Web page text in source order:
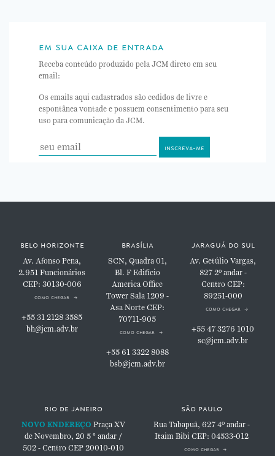
em sua caixa de entrada
Receba conteúdo produzido pela JCM direto em seu
email:
Os emails aqui cadastrados são cedidos de livre e
espontânea vontade e possuem consentimento para seu
uso para comunicação da JCM.
belo horizonte
Av. Afonso Pena,
2.951Funcionários
CEP: 30130-006
como chegar
+55 31 2128 3585
bh@jcm.adv.br
brasília
SCN, Quadra 01,
Bl. FEdifício
America Office
TowerSala 1209 -
Asa NorteCEP:
70711-905
como chegar
+55 61 3322 8088
bsb@jcm.adv.br
jaraguá do sul
Av. Getúlio Vargas,
8272º andar -
Centro CEP:
89251-000
como chegar
+55 47 3276 1010
sc@jcm.adv.br
rio de janeiro
NOVO ENDEREÇO Praça XV
de Novembro, 20 5 ° andar /
502 - Centro CEP 20010-010
são paulo
Rua Tabapuã, 6274º andar -
Itaim BibiCEP: 04533-012
como chegar